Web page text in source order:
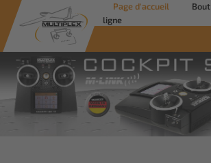
Page d'accueil
ligne